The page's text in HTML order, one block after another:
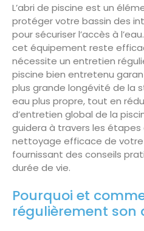
L’abri de piscine est un
protéger votre bassin des
pour sécuriser l’accès à
cet équipement reste
nécessite un entretien
piscine bien entretenu
plus grande longévité de la
eau plus propre, tout en
d’entretien global de la
guidera à travers les étapes
nettoyage efficace de votre
fournissant des conseils
durée de vie.
Pourquoi et
régulièrement son